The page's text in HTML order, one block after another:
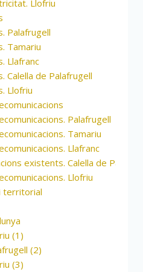
Llofriu
Palafrugell
Tamariu
Llafranc
Calella de Palafrugell
Llofriu
Palafrugell
Tamariu
Llafranc
existents. Calella de
Llofriu
territorial
(1)
(2)
(3)